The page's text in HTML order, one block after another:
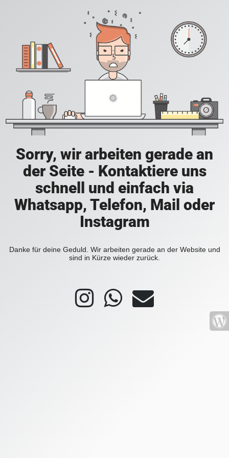
Sorry, wir arbeiten gerade an
der Seite - Kontaktiere uns
schnell und einfach via
Whatsapp, Telefon, Mail oder
Instagram
Danke für deine Geduld. Wir arbeiten gerade an der Website und
sind in Kürze wieder zurück.